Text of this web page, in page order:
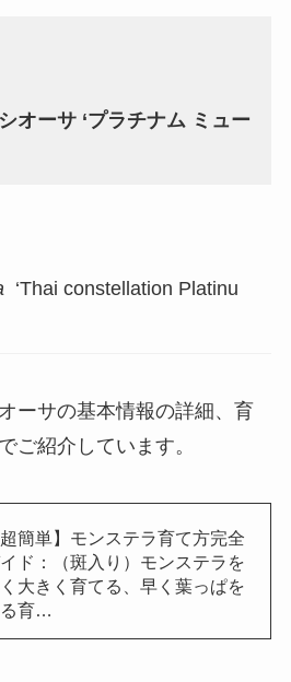
オーサ ‘プラチナム ミュー
‘Thai constellation Platinu
ーサの基本情報の詳細、育
ご紹介しています。
超簡単】モンステラ育て方完全
ド：（斑入り）モンステラを
大きく育てる、早く葉っぱを
育…